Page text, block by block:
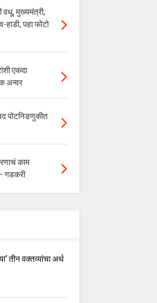
वधू, मुख्यमंत्री,
हाडी, पहा फोटो
एकदा
अन्वर
पोटनिडणुकीत
काम
गडकरी
तीन वक्तव्यांचा अर्थ